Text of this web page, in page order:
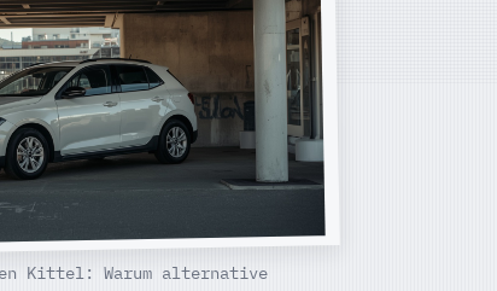
Kittel: Warum alternative